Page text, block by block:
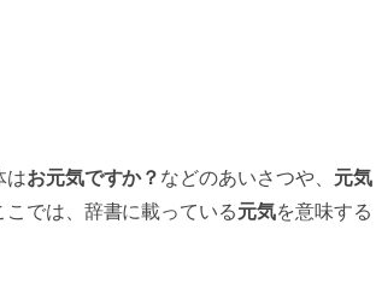
はお元気ですか？ などのあいさつや、 元気
では、辞書に載っている元気を意味する